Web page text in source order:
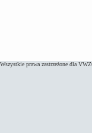
Wszystkie prawa zastrzeżone dla